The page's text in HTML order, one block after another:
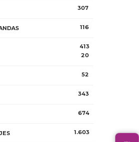
307
116
413
20
52
343
674
1.603